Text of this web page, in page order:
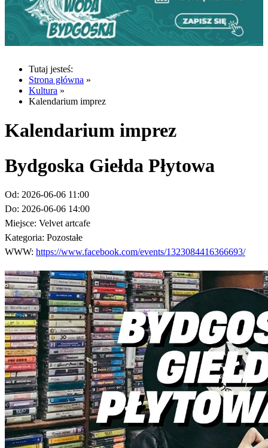
Tutaj jesteś:
Strona główna »
Kultura »
Kalendarium imprez
Kalendarium imprez
Bydgoska Giełda Płytowa
Od: 2026-06-06 11:00
Do: 2026-06-06 14:00
Miejsce: Velvet artcafe
Kategoria: Pozostałe
WWW: https://www.facebook.com/events/1323084416366693/